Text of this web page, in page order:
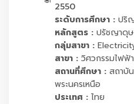
2550
ระดับการศึกษา : ปริ
หลักสูตร : ปรัชญาดุ
กลุ่มสาขา :
สาขา : วิศวกรรมไฟฟ้า
สถานที่ศึกษา : สถาบั
พระนครเหนือ
ประเทศ : ไทย